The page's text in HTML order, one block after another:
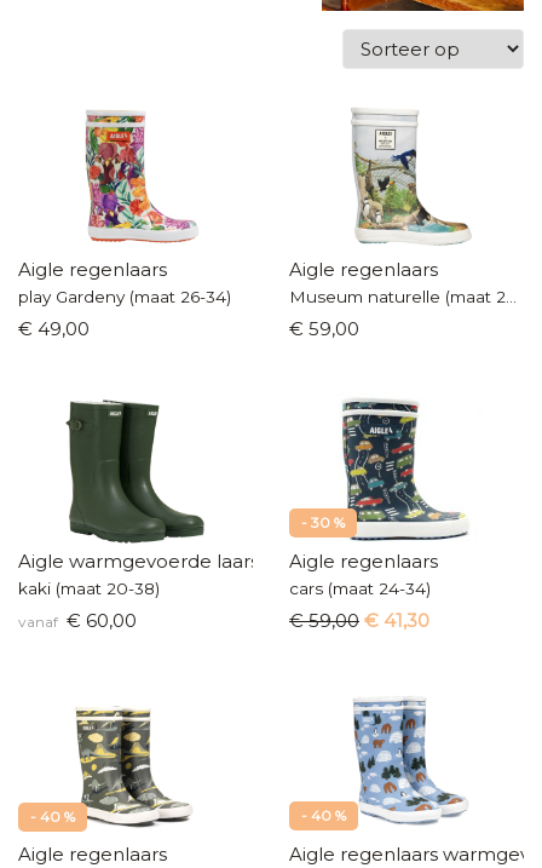
Aigle regenlaars
play Gardeny (maat 26-34)
€ 49,00
Aigle regenlaars
€ 59,00
Aigle warmgevoerde laars
kaki (maat 20-38)
vanaf € 60,00
- 30 %
Aigle regenlaars
cars (maat 24-34)
€ 59,00 € 41,30
- 40 %
Aigle regenlaars
- 40 %
Aigle regenlaars